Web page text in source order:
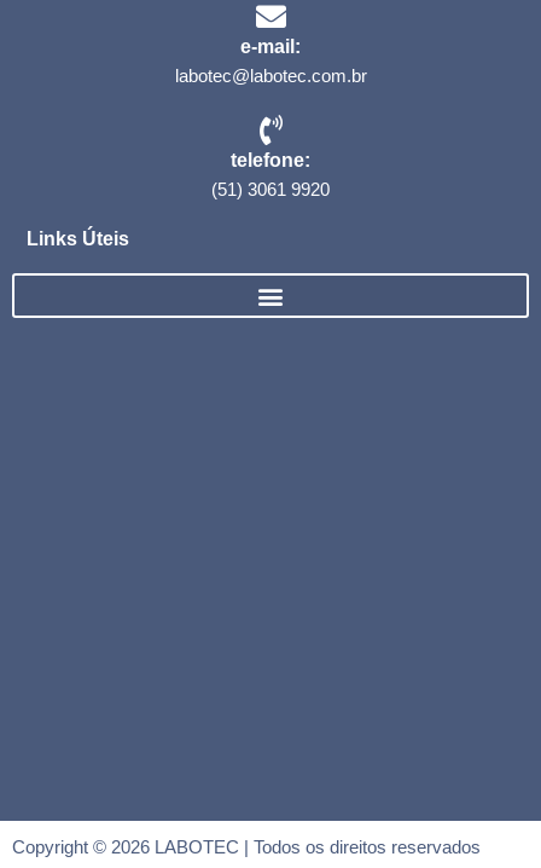
e-mail:
labotec@labotec.com.br
telefone:
(51) 3061 9920
Links Úteis
Copyright © 2026 LABOTEC | Todos os direitos reservados